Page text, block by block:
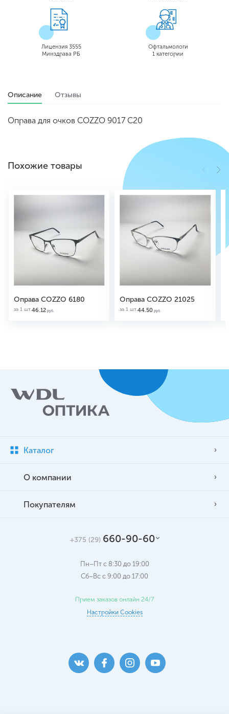
Лицензия 3555
Минздрава РБ
Офтальмологи
1 категории
Описание Отзывы
Оправа для очков COZZO 9017 С20
Похожие товары
Оправа COZZO 6180
за 1 шт.46.12 руб.
Оправа COZZO 21025
за 1 шт.44.50 руб.
Каталог
О компании
Покупателям
+375 (29) 660-90-60
Пн–Пт с 8:30 до 19:00
Сб–Вс c 9:00 до 17:00
Прием заказов онлайн 24/7
Настройки Cookies